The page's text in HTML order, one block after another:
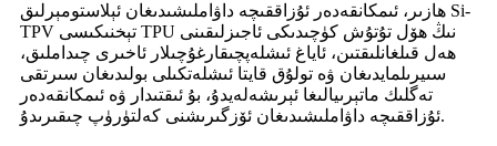
ھازىر، ئىمكانقەدەر ئۇزاققىچە داۋاملىشىدىغان ئېلاستومېرلىق Si-
TPV تېخنىكىسى TPU نىڭ ھۆل تۇتۇش كۈچىدىكى ئاجىزلىقىنى
ھەل قىلغانلىقتىن، ئاياغ ئىشلەپچىقارغۇچىلار ئاخىرى چىداملىق،
سىيرىلمايدىغان ۋە تولۇق قايتا ئىشلەتكىلى بولىدىغان سىرتقى
تەگلىك ماتېرىيالىغا ئېرىشەلەيدۇ، بۇ ئىقتىدار ۋە ئىمكانقەدەر
ئۇزاققىچە داۋاملىشىدىغان ئۆزگىرىشنى كەلتۈرۈپ چىقىرىدۇ.